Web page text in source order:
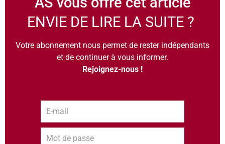
ENVIE DE LIRE LA SUITE ?
Votre abonnement nous permet de rester indépendants
et de continuer à vous informer.
Rejoignez-nous !